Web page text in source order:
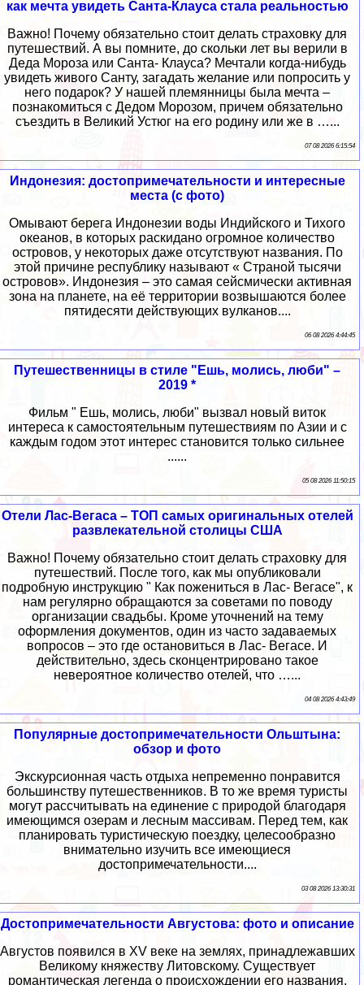
как мечта увидеть Санта-Клауса стала реальностью
Важно! Почему обязательно стоит делать страховку для
путешествий. А вы помните, до скольки лет вы верили в
Деда Мороза или Санта- Клауса? Мечтали когда-нибудь
увидеть живого Санту, загадать желание или попросить у
него подарок? У нашей племянницы была мечта –
познакомиться с Дедом Морозом, причем обязательно
съездить в Великий Устюг на его родину или же в …...
07 08 2026 6:15:54
Индонезия: достопримечательности и интересные
места (с фото)
Омывают берега Индонезии воды Индийского и Тихого
океанов, в которых раскидано огромное количество
островов, у некоторых даже отсутствуют названия. По
этой причине республику называют « Страной тысячи
островов». Индонезия – это самая сейсмически активная
зона на планете, на её территории возвышаются более
пятидесяти действующих вулканов....
06 08 2026 4:44:45
Путешественницы в стиле "Ешь, молись, люби" –
2019 *
Фильм " Ешь, молись, люби" вызвал новый виток
интереса к самостоятельным путешествиям по Азии и с
каждым годом этот интерес становится только сильнее
......
05 08 2026 11:50:15
Отели Лас-Вегаса – ТОП самых оригинальных отелей
развлекательной столицы США
Важно! Почему обязательно стоит делать страховку для
путешествий. После того, как мы опубликовали
подробную инструкцию " Как пожениться в Лас- Вегасе", к
нам регулярно обращаются за советами по поводу
организации свадьбы. Кроме уточнений на тему
оформления документов, один из часто задаваемых
вопросов – это где остановиться в Лас- Вегасе. И
действительно, здесь сконцентрировано такое
невероятное количество отелей, что …...
04 08 2026 4:43:49
Популярные достопримечательности Ольштына:
обзор и фото
Экскурсионная часть отдыха непременно понравится
большинству путешественников. В то же время туристы
могут рассчитывать на единение с природой благодаря
имеющимся озерам и лесным массивам. Перед тем, как
планировать туристическую поездку, целесообразно
внимательно изучить все имеющиеся
достопримечательности....
03 08 2026 13:30:31
Достопримечательности Августова: фото и описание
Августов появился в XV веке на землях, принадлежавших
Великому княжеству Литовскому. Существует
романтическая легенда о происхождении его названия.